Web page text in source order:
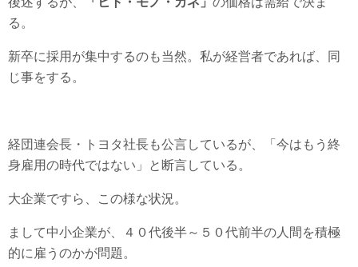
る。
新卒に採用が集中するのも当然。私が経営者であれば、同
じ事をする。
経団連会長・トヨタ社長も公言しているが、「今はもう終
身雇用の時代ではない」と断言している。
大企業ですら、この様な状況。
まして中小企業が、４０代後半～５０代前半の人間を積極
的に雇うのかが問題。